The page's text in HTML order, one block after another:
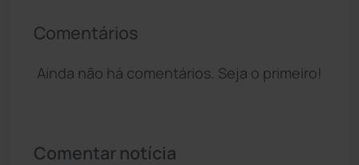
Comentários
Ainda não há comentários. Seja o primeiro!
Comentar notícia